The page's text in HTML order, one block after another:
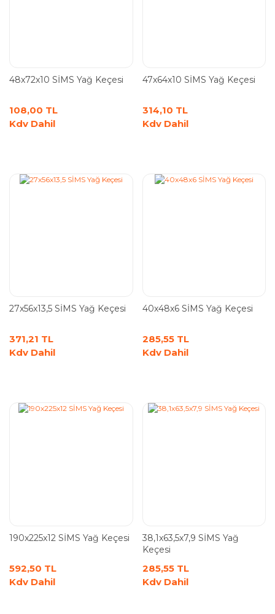
48x72x10 SİMS Yağ Keçesi
108,00 TL
Kdv Dahil
47x64x10 SİMS Yağ Keçesi
314,10 TL
Kdv Dahil
27x56x13,5 SİMS Yağ Keçesi
371,21 TL
Kdv Dahil
40x48x6 SİMS Yağ Keçesi
285,55 TL
Kdv Dahil
190x225x12 SİMS Yağ Keçesi
592,50 TL
Kdv Dahil
38,1x63,5x7,9 SİMS Yağ
Keçesi
285,55 TL
Kdv Dahil